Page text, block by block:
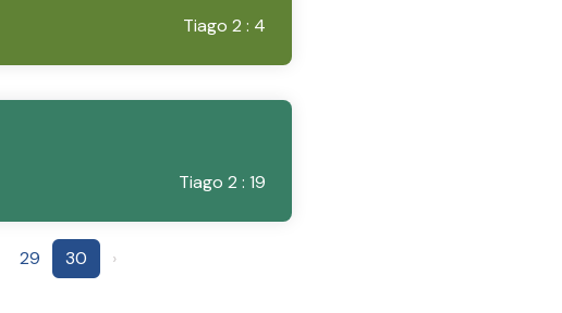
Tiago 2 : 4
Tiago 2 : 19
29 30 ›